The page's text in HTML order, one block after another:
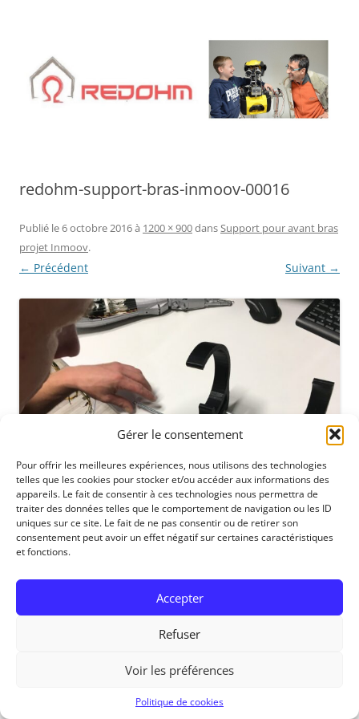
Gérer le consentement
Pour offrir les meilleures expériences, nous utilisons des technologies
telles que les cookies pour stocker et/ou accéder aux informations des
appareils. Le fait de consentir à ces technologies nous permettra de
traiter des données telles que le comportement de navigation ou les ID
uniques sur ce site. Le fait de ne pas consentir ou de retirer son
consentement peut avoir un effet négatif sur certaines caractéristiques
et fonctions.
Accepter
Refuser
Voir les préférences
Politique de cookies
redohm-support-bras-inmoov-00016
Publié le6 octobre 2016à 1200 × 900dans Support pour avant bras
projet Inmoov.
← Précédent Suivant →